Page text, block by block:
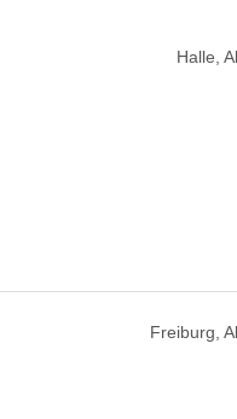
Halle,
Freiburg,